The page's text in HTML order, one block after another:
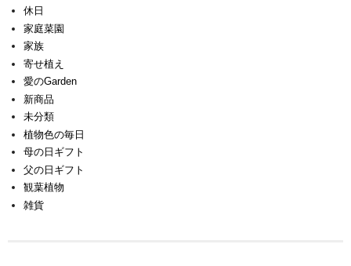
休日
家庭菜園
家族
寄せ植え
愛のGarden
新商品
未分類
植物色の毎日
母の日ギフト
父の日ギフト
観葉植物
雑貨